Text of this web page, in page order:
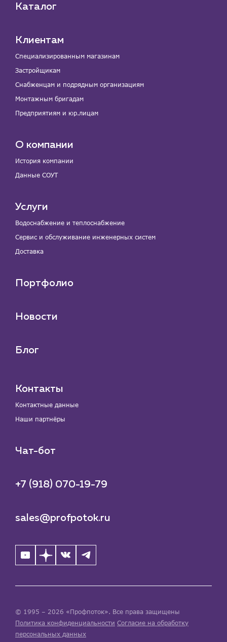
Каталог
Клиентам
Специализированным магазинам
Застройщикам
Снабженцам и подрядным организациям
Монтажным бригадам
Предприятиям и юр.лицам
О компании
История компании
Данные СОУТ
Услуги
Водоснабжение и теплоснабжение
Сервис и обслуживание инженерных систем
Доставка
Портфолио
Новости
Блог
Контакты
Контактные данные
Наши партнёры
Чат-бот
+7 (918) 070-19-79
sales@profpotok.ru
© 1995 – 2026 «Профпоток». Все права защищены
Политика конфиденциальности Согласие на обработку
персональных данных